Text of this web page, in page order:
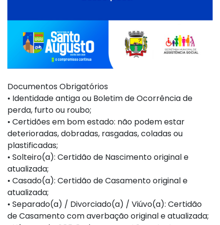
Documentos Obrigatórios
• Identidade antiga ou Boletim de Ocorrência de
perda, furto ou roubo;
• Certidões em bom estado: não podem estar
deterioradas, dobradas, rasgadas, coladas ou
plastificadas;
• Solteiro(a): Certidão de Nascimento original e
atualizada;
• Casado(a): Certidão de Casamento original e
atualizada;
• Separado(a) / Divorciado(a) / Viúvo(a): Certidão
de Casamento com averbação original e atualizada;